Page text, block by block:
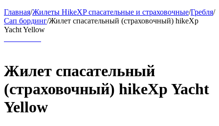
Главная/Жилеты HikeXP спасательные и страховочные/Гребля/
Сап бординг/Жилет спасательный (страховочный) hikeXp
Yacht Yellow
Жилет спасательный
(страховочный) hikeXp Yacht
Yellow